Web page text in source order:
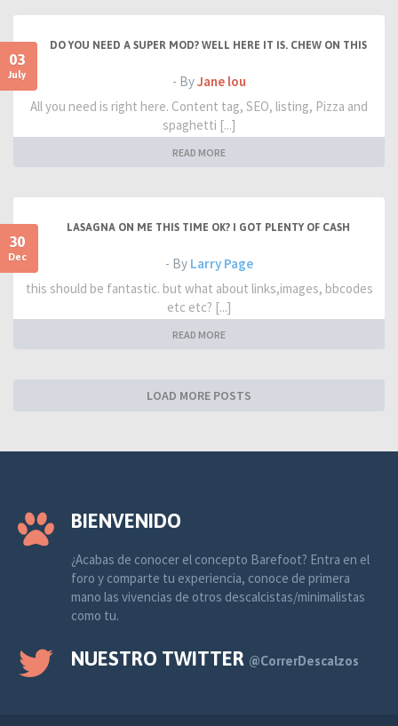
03
July
DO YOU NEED A SUPER MOD? WELL HERE IT IS. CHEW ON THIS
- ByJane lou
All you need is right here. Content tag, SEO, listing, Pizza and
spaghetti [...]
READ MORE
30
Dec
LASAGNA ON ME THIS TIME OK? I GOT PLENTY OF CASH
- By Larry Page
this should be fantastic. but what about links,images, bbcodes
etc etc? [...]
READ MORE
LOAD MORE POSTS
BIENVENIDO
¿Acabas de conocer el concepto Barefoot? Entra en el
foro y comparte tu experiencia, conoce de primera
mano las vivencias de otros descalcistas/minimalistas
como tu.
NUESTRO TWITTER @CorrerDescalzos